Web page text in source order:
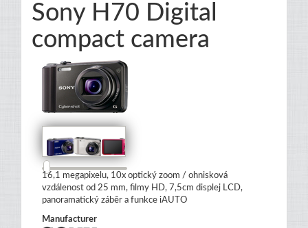
Sony H70 Digital
compact camera
16,1 megapixelu, 10x optický zoom / ohnisková
vzdálenost od 25 mm, filmy HD, 7,5cm displej LCD,
panoramatický záběr a funkce iAUTO
Manufacturer